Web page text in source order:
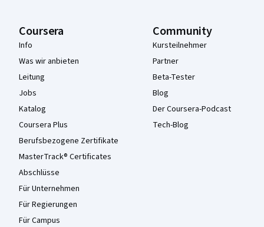
Coursera
Info
Was wir anbieten
Leitung
Jobs
Katalog
Coursera Plus
Berufsbezogene Zertifikate
MasterTrack® Certificates
Abschlüsse
Für Unternehmen
Für Regierungen
Für Campus
Community
Kursteilnehmer
Partner
Beta-Tester
Blog
Der Coursera-Podcast
Tech-Blog